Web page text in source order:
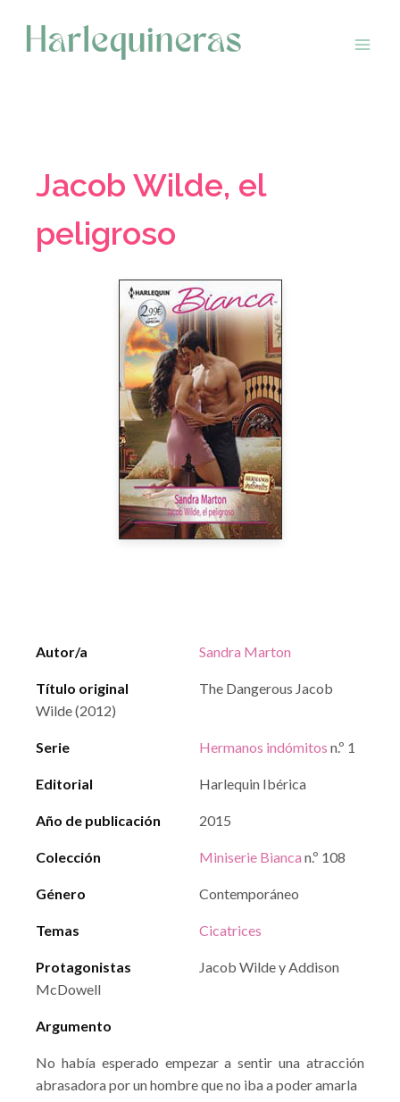
contenido
Jacob Wilde, el
peligroso
Autor/a Sandra Marton
Título original
The Dangerous Jacob
Wilde (2012)
Serie Hermanos indómitos n.º 1
Editorial Harlequin Ibérica
Año de publicación 2015
Colección Miniserie Bianca n.º 108
Género Contemporáneo
Temas Cicatrices
Protagonistas
Jacob Wilde y Addison
McDowell
Argumento
No había esperado empezar a sentir una atracción
abrasadora por un hombre que no iba a poder amarla